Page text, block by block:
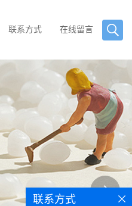
联系方式 在线留言
联系方式